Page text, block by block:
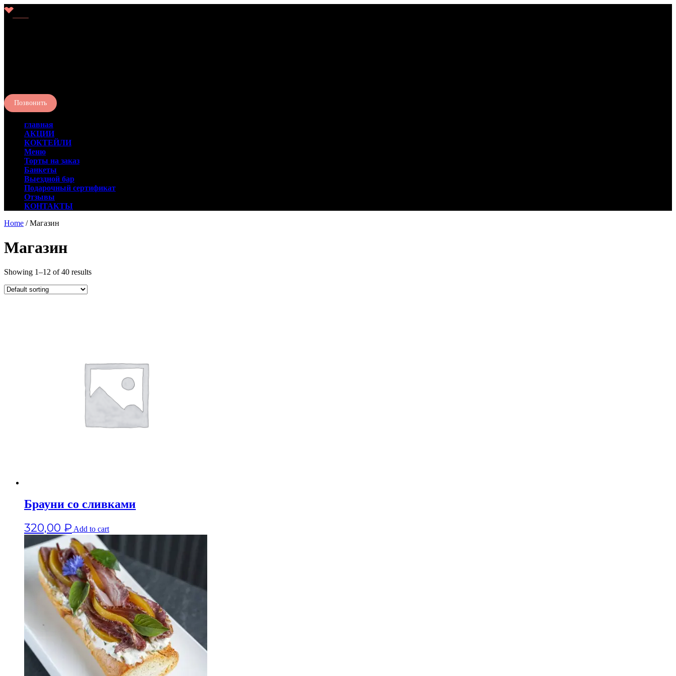
Позвонить
главная
АКЦИИ
КОКТЕЙЛИ
Меню
Торты на заказ
Банкеты
Выездной бар
Подарочный сертификат
Отзывы
КОНТАКТЫ
Home / Магазин
Магазин
Showing 1–12 of 40 results
Брауни со сливками
320,00 ₽ Add to cart